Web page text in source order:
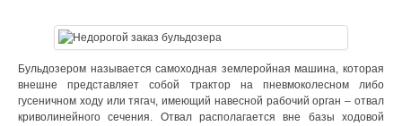
Бульдозером называется самоходная землеройная машина, которая
внешне представляет собой трактор на пневмоколесном либо
гусеничном ходу или тягач, имеющий навесной рабочий орган – отвал
криволинейного сечения. Отвал располагается вне базы ходовой